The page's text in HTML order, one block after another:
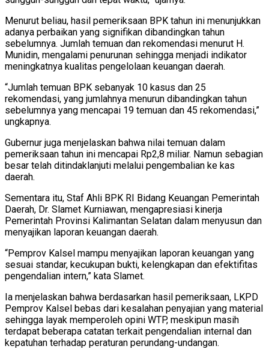
Menurut beliau, hasil pemeriksaan BPK tahun ini menunjukkan
adanya perbaikan yang signifikan dibandingkan tahun
sebelumnya. Jumlah temuan dan rekomendasi menurut H.
Munidin, mengalami penurunan sehingga menjadi indikator
meningkatnya kualitas pengelolaan keuangan daerah.
“Jumlah temuan BPK sebanyak 10 kasus dan 25
rekomendasi, yang jumlahnya menurun dibandingkan tahun
sebelumnya yang mencapai 19 temuan dan 45 rekomendasi,”
ungkapnya.
Gubernur juga menjelaskan bahwa nilai temuan dalam
pemeriksaan tahun ini mencapai Rp2,8 miliar. Namun sebagian
besar telah ditindaklanjuti melalui pengembalian ke kas
daerah.
Sementara itu, Staf Ahli BPK RI Bidang Keuangan Pemerintah
Daerah, Dr. Slamet Kurniawan, mengapresiasi kinerja
Pemerintah Provinsi Kalimantan Selatan dalam menyusun dan
menyajikan laporan keuangan daerah.
“Pemprov Kalsel mampu menyajikan laporan keuangan yang
sesuai standar, kecukupan bukti, kelengkapan dan efektifitas
pengendalian intern,” kata Slamet.
Ia menjelaskan bahwa berdasarkan hasil pemeriksaan, LKPD
Pemprov Kalsel bebas dari kesalahan penyajian yang material
sehingga layak memperoleh opini WTP, meskipun masih
terdapat beberapa catatan terkait pengendalian internal dan
kepatuhan terhadap peraturan perundang-undangan.